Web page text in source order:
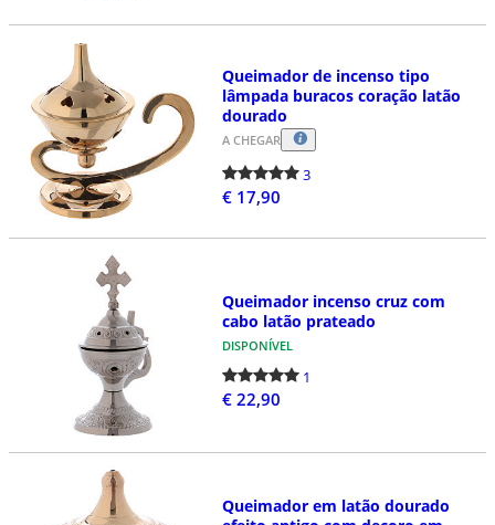
Queimador de incenso tipo
lâmpada buracos coração latão
dourado
A CHEGAR
3
€ 17,90
Queimador incenso cruz com
cabo latão prateado
DISPONÍVEL
1
€ 22,90
Queimador em latão dourado